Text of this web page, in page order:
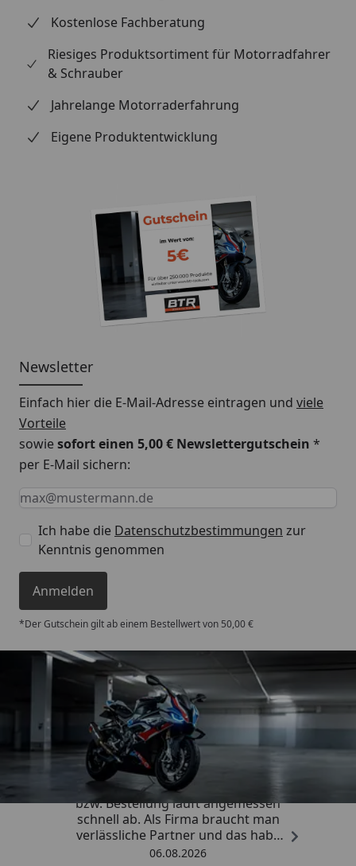
Kostenlose Fachberatung
Riesiges Produktsortiment für Motorradfahrer
& Schrauber
Jahrelange Motorraderfahrung
Eigene Produktentwicklung
Newsletter
Einfach hier die E-Mail-Adresse eintragen und viele
Vorteile
sowiesofort einen 5,00 € Newslettergutschein *
per E-Mail sichern:
Keine Eingabe erforderlich
Eingabe erforderlich
E-Mail *
Ich habe die Datenschutzbestimmungen zur
Kenntnis genommen
Anmelden
*Der Gutschein gilt ab einem Bestellwert von 50,00 €
Trusted Shops
4,85/ 5
„Die Abwicklung eines Auftrages
bzw. Bestellung läuft angemessen
schnell ab. Als Firma braucht man
verlässliche Partner und das habe
ich hier gefunden.“
06.08.2026